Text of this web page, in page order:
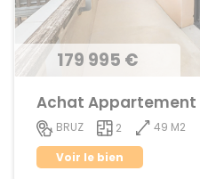
179 995 €
Achat Appartement
BRUZ 2
49 M2
Voir le bien